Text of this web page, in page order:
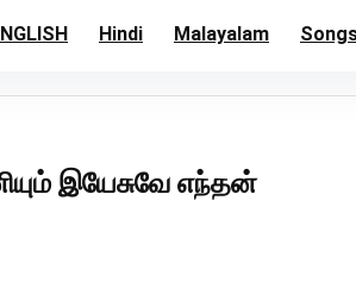
Hindi Malayalam
இயேசுவே எந்தன்